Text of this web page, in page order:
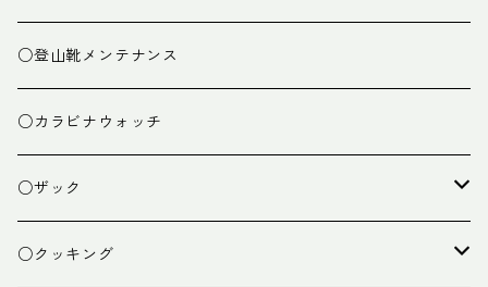
○登山靴メンテナンス
○カラビナウォッチ
○ザック
ザック
○クッキング